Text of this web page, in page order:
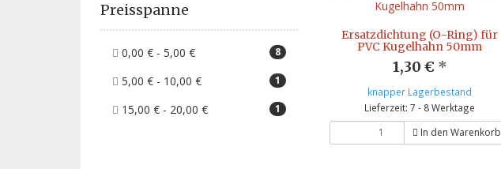
Ersatzdichtung (O-Ring) für
PVC Kugelhahn 50mm
1,30 € *
knapper Lagerbestand
Lieferzeit: 7 - 8 Werktage
In den Warenkorb
Preisspanne
0,00 € - 5,00 € 8
5,00 € - 10,00 € 1
15,00 € - 20,00 € 1